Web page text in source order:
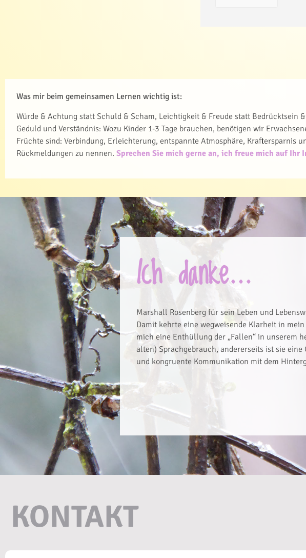
Was mir beim gemeinsamen Lernen wichtig ist:
Würde & Achtung statt Schuld & Scham, Leichtigkeit & Freude statt Bedrücktsein
Geduld und Verständnis: Wozu Kinder 1-3 Tage brauchen, benötigen wir
Früchte sind: Verbindung, Erleichterung, entspannte Atmosphäre, Kraftersparnis
Rückmeldungen zu nennen.Sprechen Sie mich gerne an, ich freue mich auf Ihr
Ich danke...
Marshall Rosenberg für sein Leben und
Damit kehrte eine wegweisende Klarheit in
mich eine Enthüllung der „Fallen“ in unserem
alten) Sprachgebrauch, andererseits ist sie
und kongruente Kommunikation mit dem
KONTAKT